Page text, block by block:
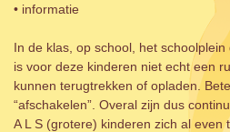
• informatie
In de klas, op school, het
is voor deze kinderen niet echt een
kunnen terugtrekken of opladen.
“afschakelen”. Overal zijn dus
A L S (grotere) kinderen zich al even